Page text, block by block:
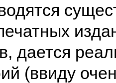
дается
(ввиду